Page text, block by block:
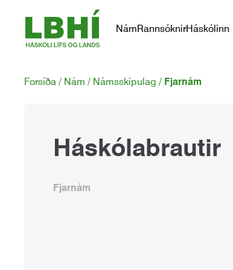
NámRannsóknirHáskólinn
Forsíða Nám Námsskipulag Fjarnám
Háskólabrautir
Fjarnám